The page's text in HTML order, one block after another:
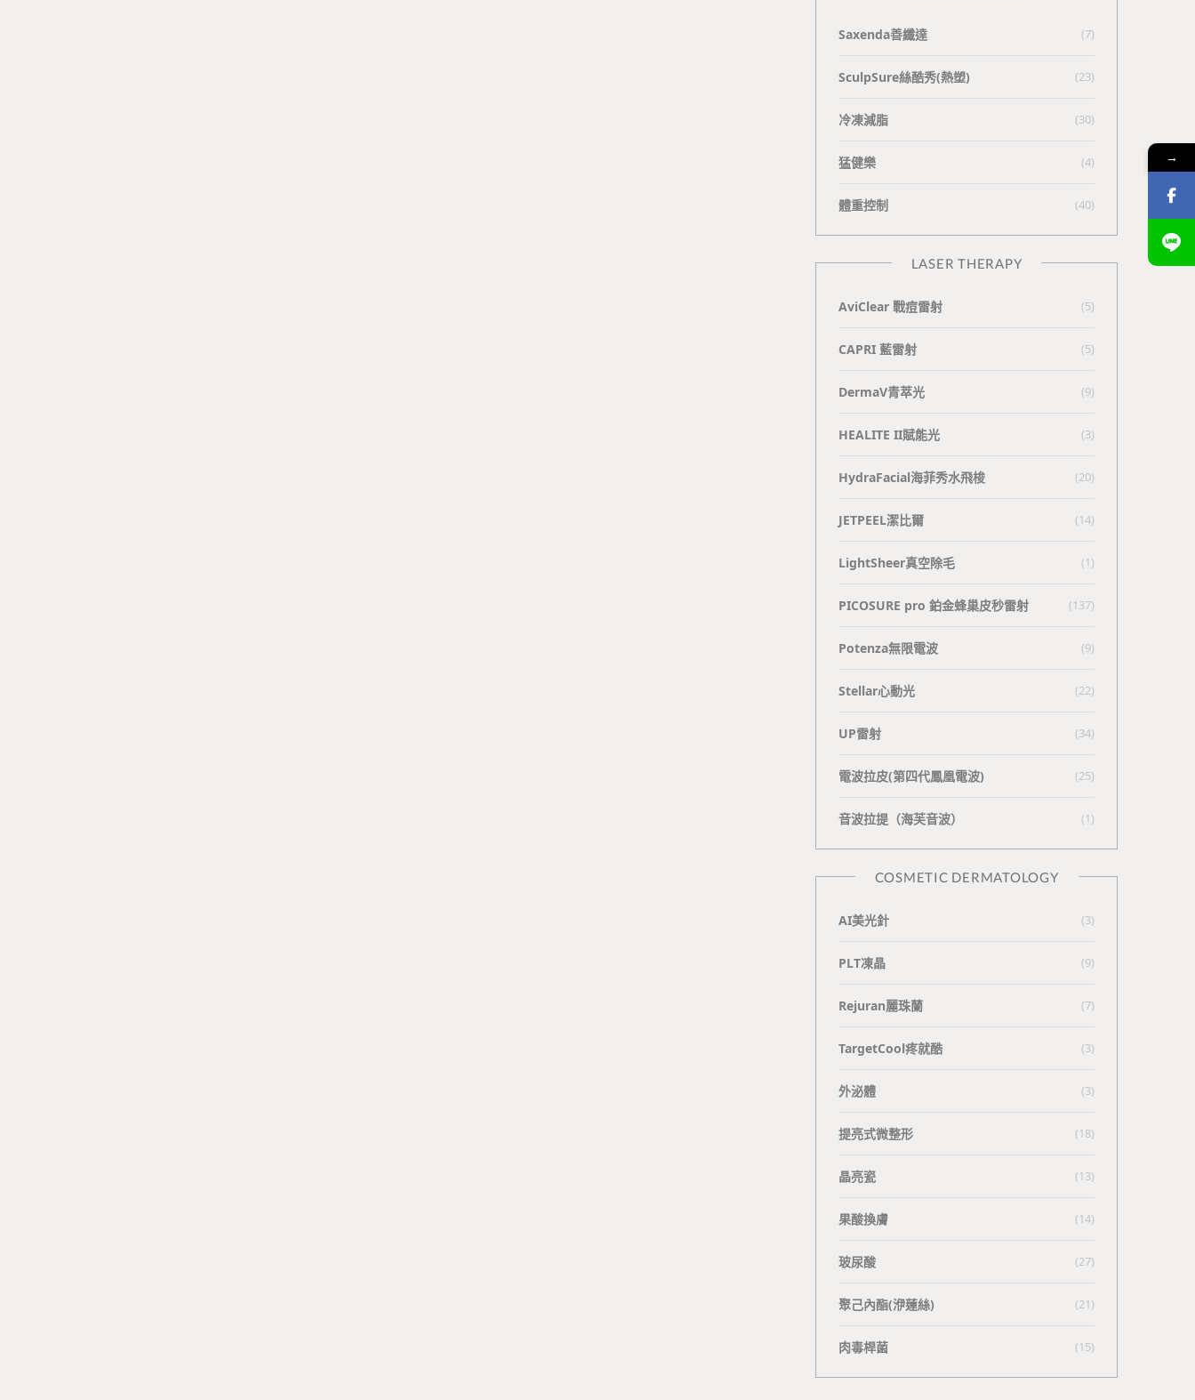
Saxenda善纖達 (7)
SculpSure絲酷秀(熱塑) (23)
冷凍減脂 (30)
猛健樂 (4)
體重控制 (40)
LASER THERAPY
AviClear 戰痘雷射 (5)
CAPRI 藍雷射 (5)
DermaV青萃光 (9)
HEALITE II賦能光 (3)
HydraFacial海菲秀水飛梭 (20)
JETPEEL潔比爾 (14)
LightSheer真空除毛 (1)
PICOSURE pro 鉑金蜂巢皮秒雷射 (137)
Potenza無限電波 (9)
Stellar心動光 (22)
UP雷射 (34)
電波拉皮(第四代鳳凰電波) (25)
⾳波拉提（海芙⾳波） (1)
COSMETIC DERMATOLOGY
AI美光針 (3)
PLT凍晶 (9)
Rejuran麗珠蘭 (7)
TargetCool疼就酷 (3)
外泌體 (3)
提亮式微整形 (18)
晶亮瓷 (13)
果酸換膚 (14)
玻尿酸 (27)
聚己內酯(洢蓮絲) (21)
肉毒桿菌 (15)
→